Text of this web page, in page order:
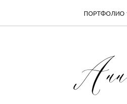
ПОРТФОЛИО